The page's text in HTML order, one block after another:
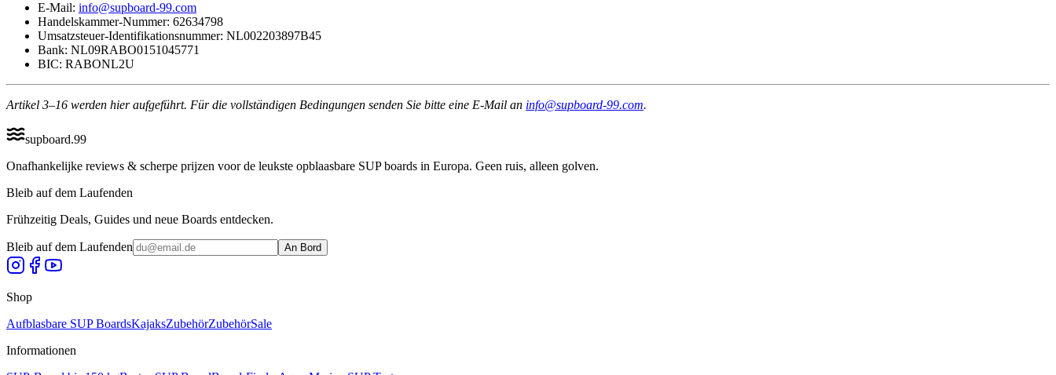
E-Mail: info@supboard-99.com
Handelskammer-Nummer: 62634798
Umsatzsteuer-Identifikationsnummer: NL002203897B45
Bank: NL09RABO0151045771
BIC: RABONL2U
Artikel 3–16 werden hier aufgeführt. Für die vollständigen Bedingungen senden Sie bitte eine E-Mail an info@supboard-99.com.
supboard.99
Onafhankelijke reviews & scherpe prijzen voor de leukste opblaasbare SUP boards in Europa. Geen ruis, alleen golven.
Bleib auf dem Laufenden
Frühzeitig Deals, Guides und neue Boards entdecken.
Bleib auf dem Laufenden An Bord
Shop
Aufblasbare SUP BoardsKajaksZubehörZubehörSale
Informationen